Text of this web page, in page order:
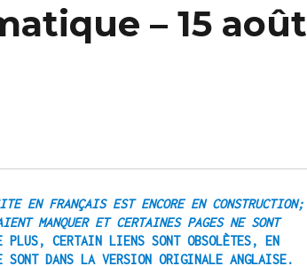
– 15 août
EN FRANÇAIS EST ENCORE EN CONSTRUCTION;
MANQUER ET CERTAINES PAGES NE SONT
PLUS, CERTAIN LIENS SONT OBSOLÈTES, EN
DANS LA VERSION ORIGINALE ANGLAISE.